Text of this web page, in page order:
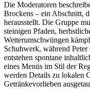
Die Moderatoren
Brockens – ein Abschnitt,
herausstellt. Die Gruppe
steinigen Pfaden,
Wetterumschwüngen
Schuhwerk, während
entstehen spontane
eines Menüs im Stil der
werden Details zu lokalen
Getränkevorlieben